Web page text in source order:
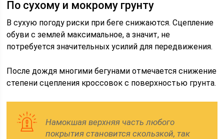
По сухому и мокрому грунту
В сухую погоду риски при беге снижаются. Сцепление
обуви с землей максимальное, а значит, не
потребуется значительных усилий для передвижения.
После дождя многими бегунами отмечается снижение
степени сцепления кроссовок с поверхностью грунта.
Намокшая верхняя часть любого
покрытия становится скользкой, так